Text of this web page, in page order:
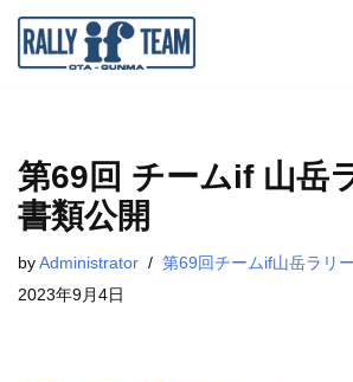
コ
ン
ツ
へ
ス
キ
第69回 チームif 山岳
書類公開
byAdministrator
第69回チームif山岳ラリ
2023年9月4日